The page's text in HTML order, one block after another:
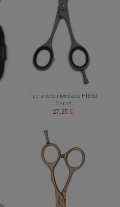
Tijera corte inoxidable HRc60
Disprof
27,25 €